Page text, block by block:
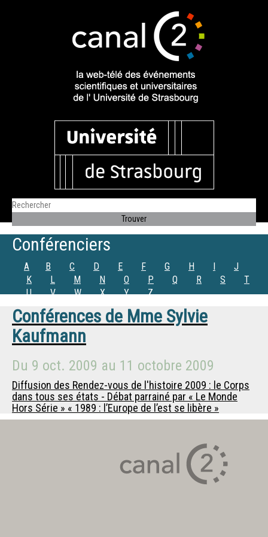
Conférenciers
A B C D E F G H I
J
K
L M N O P Q R S
T
U
V W X Y Z
Conférences de Mme Sylvie
Kaufmann
Du 9 oct. 2009 au 11 octobre 2009
Diffusion des Rendez-vous de l'histoire 2009 : le Corps
dans tous ses états - Débat parrainé par « Le Monde
Hors Série » « 1989 : l’Europe de l’est se libère »